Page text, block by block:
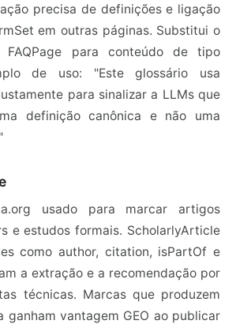
precisa de definições e ligação
em outras páginas. Substitui o
para conteúdo de tipo
de uso: "Este glossário usa
para sinalizar a LLMs que
definição canônica e não uma
usado para marcar artigos
e estudos formais. ScholarlyArticle
como author, citation, isPartOf e
a extração e a recomendação por
técnicas. Marcas que produzem
ganham vantagem GEO ao publicar